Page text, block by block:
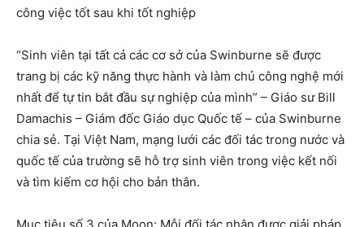
công việc tốt sau khi tốt nghiệp
“Sinh viên tại tất cả các cơ sở của Swinburne sẽ được
trang bị các kỹ năng thực hành và làm chủ công nghệ mới
nhất để tự tin bắt đầu sự nghiệp của mình” – Giáo sư Bill
Damachis – Giám đốc Giáo dục Quốc tế – của Swinburne
chia sẻ. Tại Việt Nam, mạng lưới các đối tác trong nước và
quốc tế của trường sẽ hỗ trợ sinh viên trong việc kết nối
và tìm kiếm cơ hội cho bản thân.